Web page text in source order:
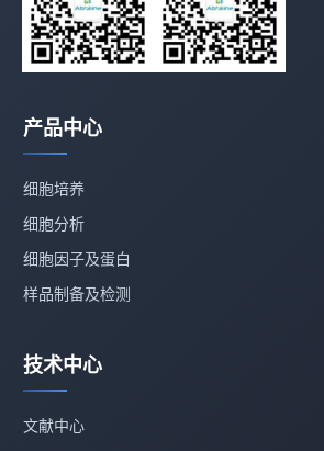
产品中心
细胞培养
细胞分析
细胞因子及蛋白
样品制备及检测
技术中心
文献中心